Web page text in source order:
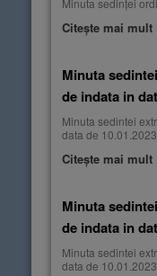
Minuta sedinței
Citește mai mult
Minuta
de indata in
Minuta sedintei
data de 10.01.2023
Citește mai mult
Minuta
de indata in
Minuta sedintei
data de 10.01.2023